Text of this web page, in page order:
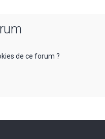
de ce forum ?